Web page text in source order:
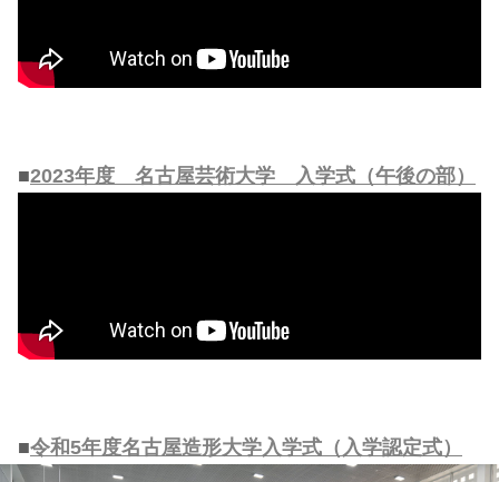
■2023年度 名古屋芸術大学 入学式（午後の部）
■令和5年度名古屋造形大学入学式（入学認定式）